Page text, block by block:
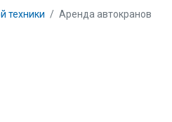
техники Аренда автокранов